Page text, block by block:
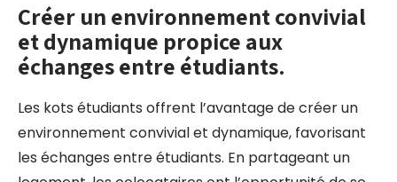
Créer un environnement convivial
et dynamique propice aux
échanges entre étudiants.
Les kots étudiants offrent l’avantage de créer un
environnement convivial et dynamique, favorisant
les échanges entre étudiants. En partageant un